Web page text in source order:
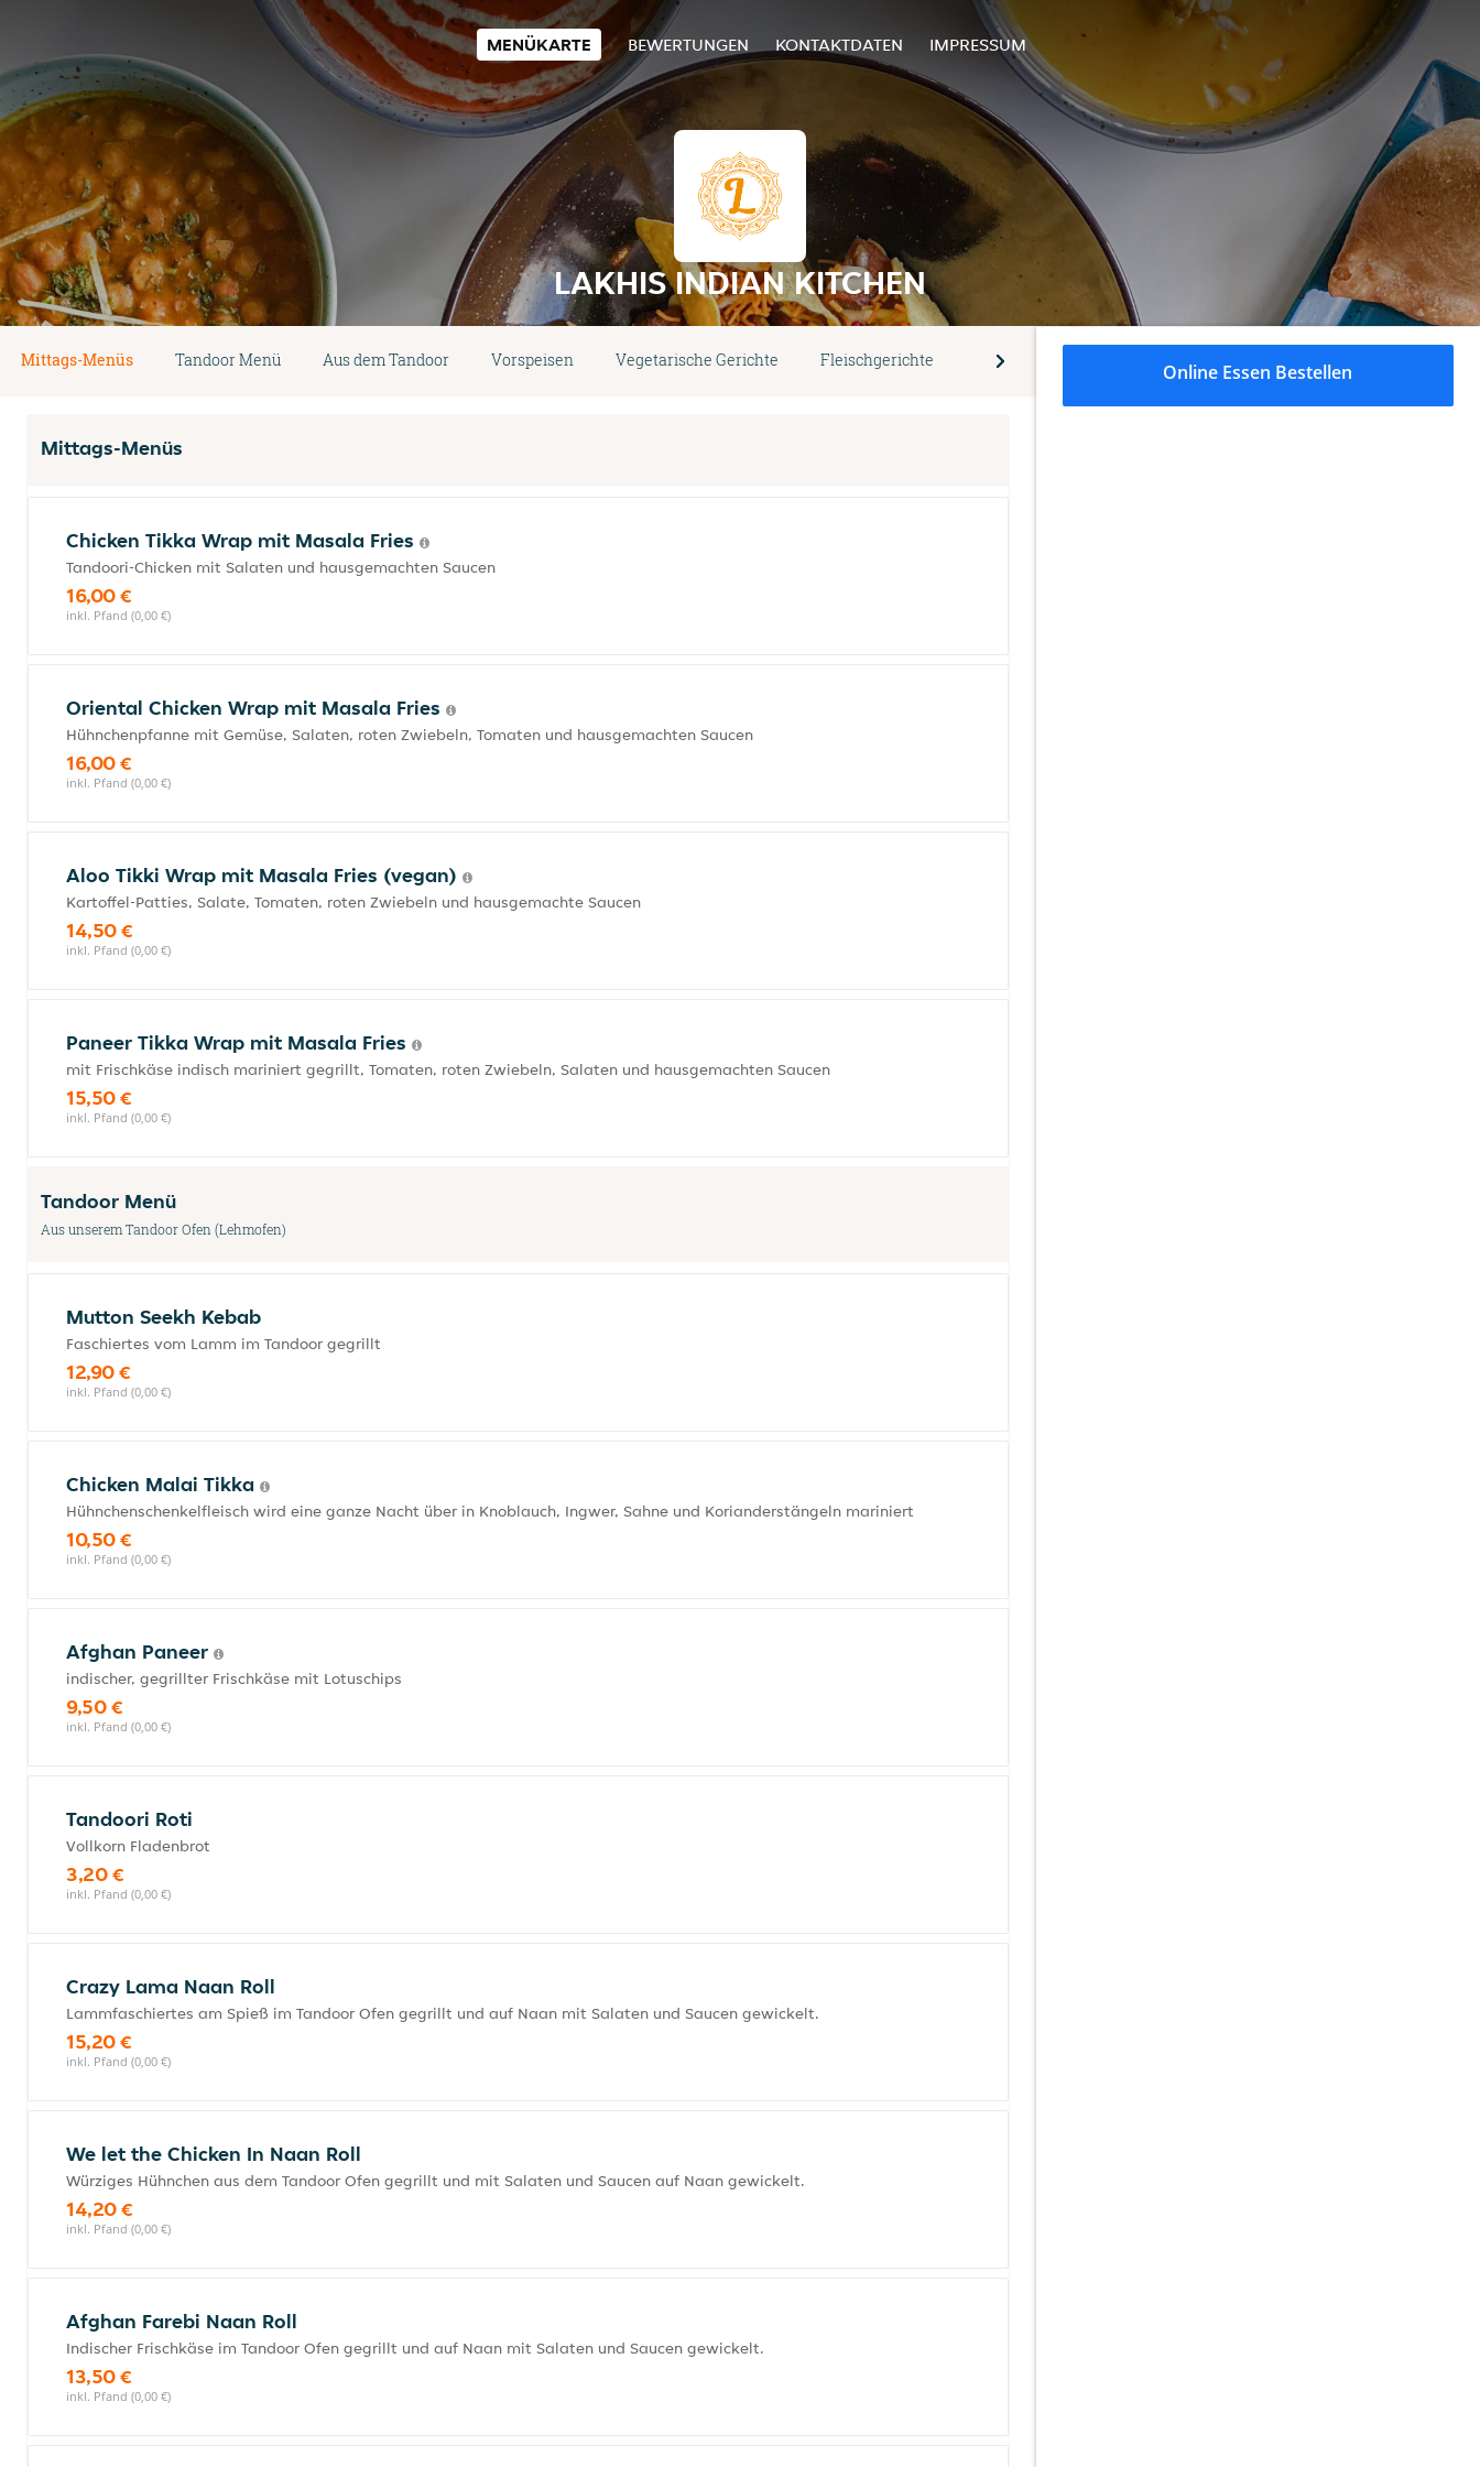
MENÜKARTE BEWERTUNGEN KONTAKTDATEN IMPRESSUM
LAKHIS INDIAN KITCHEN
Mittags-Menüs Tandoor Menü Aus dem Tandoor Vorspeisen Vegetarische Gerichte Fleischgerichte Meeresfrüchte
Mittags-Menüs
Chicken Tikka Wrap mit Masala Fries
Tandoori-Chicken mit Salaten und hausgemachten Saucen
16,00 €
inkl. Pfand (0,00 €)
Oriental Chicken Wrap mit Masala Fries
Hühnchenpfanne mit Gemüse, Salaten, roten Zwiebeln, Tomaten und hausgemachten Saucen
16,00 €
inkl. Pfand (0,00 €)
Aloo Tikki Wrap mit Masala Fries (vegan)
Kartoffel-Patties, Salate, Tomaten, roten Zwiebeln und hausgemachte Saucen
14,50 €
inkl. Pfand (0,00 €)
Paneer Tikka Wrap mit Masala Fries
mit Frischkäse indisch mariniert gegrillt, Tomaten, roten Zwiebeln, Salaten und hausgemachten Saucen
15,50 €
inkl. Pfand (0,00 €)
Tandoor Menü
Aus unserem Tandoor Ofen (Lehmofen)
Mutton Seekh Kebab
Faschiertes vom Lamm im Tandoor gegrillt
12,90 €
inkl. Pfand (0,00 €)
Chicken Malai Tikka
Hühnchenschenkelfleisch wird eine ganze Nacht über in Knoblauch, Ingwer, Sahne und Korianderstängeln mariniert
10,50 €
inkl. Pfand (0,00 €)
Afghan Paneer
indischer, gegrillter Frischkäse mit Lotuschips
9,50 €
inkl. Pfand (0,00 €)
Tandoori Roti
Vollkorn Fladenbrot
3,20 €
inkl. Pfand (0,00 €)
Crazy Lama Naan Roll
Lammfaschiertes am Spieß im Tandoor Ofen gegrillt und auf Naan mit Salaten und Saucen gewickelt.
15,20 €
inkl. Pfand (0,00 €)
We let the Chicken In Naan Roll
Würziges Hühnchen aus dem Tandoor Ofen gegrillt und mit Salaten und Saucen auf Naan gewickelt.
14,20 €
inkl. Pfand (0,00 €)
Afghan Farebi Naan Roll
Indischer Frischkäse im Tandoor Ofen gegrillt und auf Naan mit Salaten und Saucen gewickelt.
13,50 €
inkl. Pfand (0,00 €)
Online Essen Bestellen